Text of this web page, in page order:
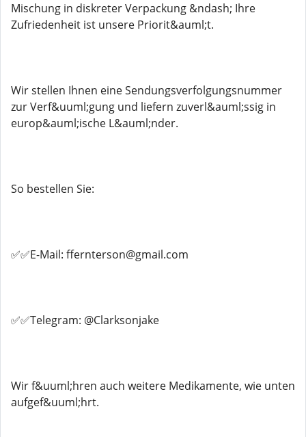
Mischung in diskreter Verpackung &ndash; Ihre
Zufriedenheit ist unsere Priorit&auml;t.
Wir stellen Ihnen eine Sendungsverfolgungsnummer
zur Verf&uuml;gung und liefern zuverl&auml;ssig in
europ&auml;ische L&auml;nder.
So bestellen Sie:
✅✅E-Mail: ffernterson@gmail.com
✅✅Telegram: @Clarksonjake
Wir f&uuml;hren auch weitere Medikamente, wie unten
aufgef&uuml;hrt.